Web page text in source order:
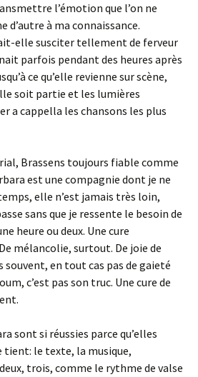
l’émotion que l’on ne
d’autre à ma connaissance.
elle susciter tellement de ferveur
parfois pendant des heures après
ce qu’elle revienne sur scène,
soit partie et les lumières
a cappella les chansons les plus
Brassens toujours fiable comme
est une compagnie dont je ne
elle n’est jamais très loin,
sans que je ressente le besoin de
heure ou deux. Une cure
mélancolie, surtout. De joie de
souvent, en tout cas pas de gaieté
c’est pas son truc. Une cure de
sont si réussies parce qu’elles
le texte, la musique,
trois, comme le rythme de valse